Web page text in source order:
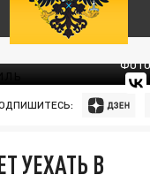
УЕХАТЬ В